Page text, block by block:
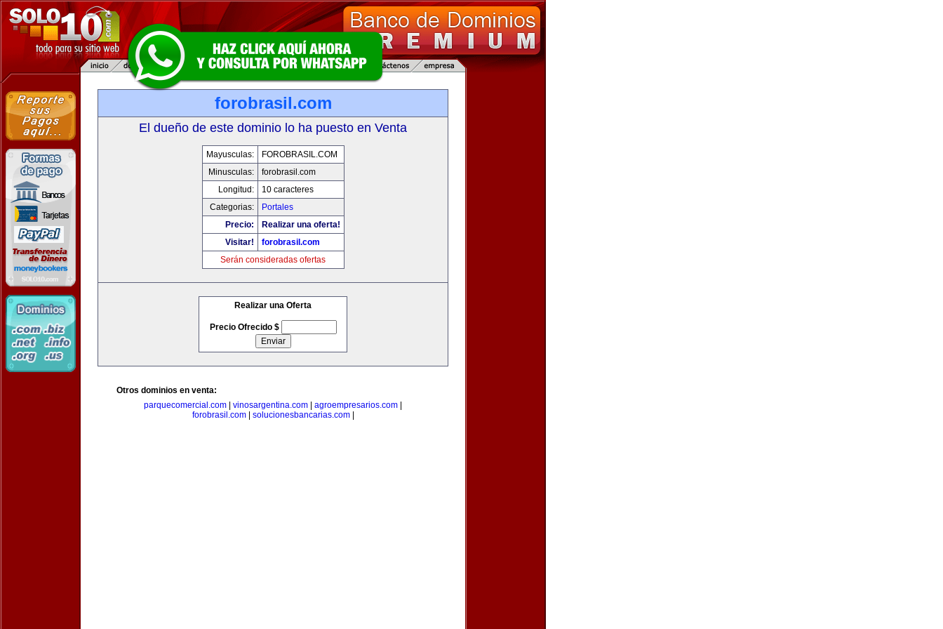
forobrasil.com
El dueño de este dominio lo ha puesto en Venta
Mayusculas:
FOROBRASIL.COM
Minusculas:
forobrasil.com
Longitud:
10 caracteres
Categorias:
Portales
Precio:
Realizar una oferta!
Visitar!
forobrasil.com
Serán consideradas ofertas
Realizar una Oferta
Precio Ofrecido $
Otros dominios en venta:
parquecomercial.com
vinosargentina.com agroempresarios.com
forobrasil.com| solucionesbancarias.com|